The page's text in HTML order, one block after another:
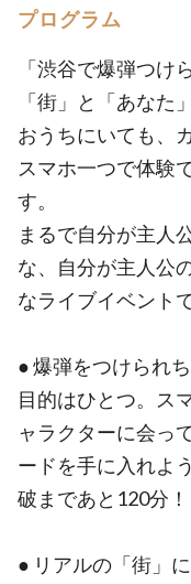
プログラム
「渋谷で爆弾つけ
「街」と「あなた
おうちにいても、
スマホ一つで体験
す。
まるで自分が主人
な、自分が主人公
なライブイベントで
● 爆弾をつけられ
目的はひとつ。ス
ャラクターに会っ
ードを手に入れよ
破まであと120分！
● リアルの「街」